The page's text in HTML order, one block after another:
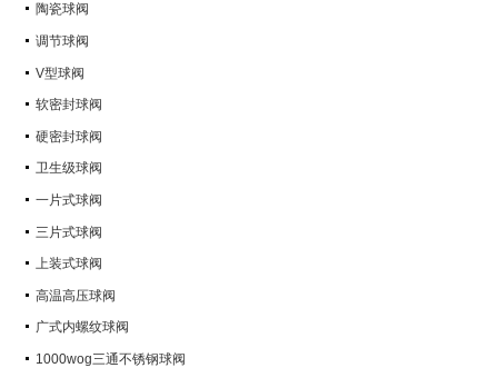
陶瓷球阀
调节球阀
V型球阀
软密封球阀
硬密封球阀
卫生级球阀
一片式球阀
三片式球阀
上装式球阀
高温高压球阀
广式内螺纹球阀
1000wog三通不锈钢球阀